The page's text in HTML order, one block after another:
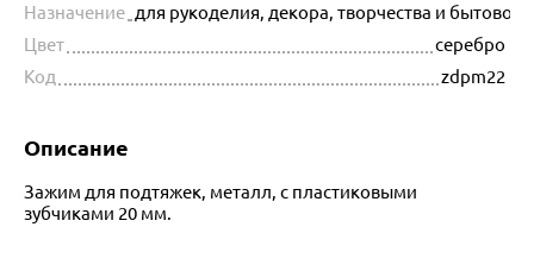
Назначение для рукоделия, декора, творчества и
Цвет
серебро
Код
zdpm22
Описание
Зажим для подтяжек, металл, с пластиковыми
зубчиками 20 мм.